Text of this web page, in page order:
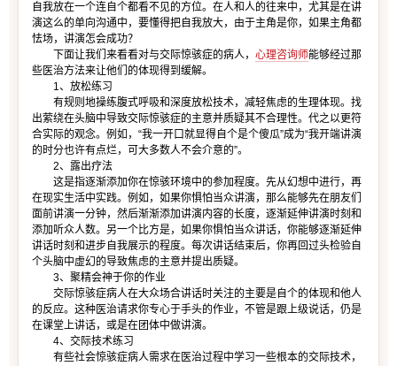
自我放在一个连自个都看不见的方位。在人和人的往来中，尤其是在讲
演这么的单向沟通中，要懂得把自我放大，由于主角是你，如果主角都
怯场，讲演怎会成功？
下面让我们来看看对与交际惊骇症的病人， 心理咨询师能够经过那
些医治方法来让他们的体现得到缓解。
1、放松练习
有规则地操练腹式呼吸和深度放松技术，减轻焦虑的生理体现。找
出萦绕在头脑中导致交际惊骇症的主意并质疑其不合理性。代之以更符
合实际的观念。例如，“我一开口就显得自个是个傻瓜”成为“我开端讲演
的时分也许有点烂，可大多数人不会介意的”。
2、露出疗法
这是指逐渐添加你在惊骇环境中的参加程度。先从幻想中进行，再
在现实生活中实践。例如，如果你惧怕当众讲演，那么能够先在朋友们
面前讲演一分钟，然后渐渐添加讲演内容的长度，逐渐延伸讲演时刻和
添加听众人数。另一个比方是，如果你惧怕当众讲话，你能够逐渐延伸
讲话时刻和进步自我展示的程度。每次讲话结束后，你再回过头检验自
个头脑中虚幻的导致焦虑的主意并提出质疑。
3、聚精会神于你的作业
交际惊骇症病人在大众场合讲话时关注的主要是自个的体现和他人
的反应。这种医治请求你专心于手头的作业，不管是跟上级说话，仍是
在课堂上讲话，或是在团体中做讲演。
4、交际技术练习
有些社会惊骇症病人需求在医治过程中学习一些根本的交际技术，